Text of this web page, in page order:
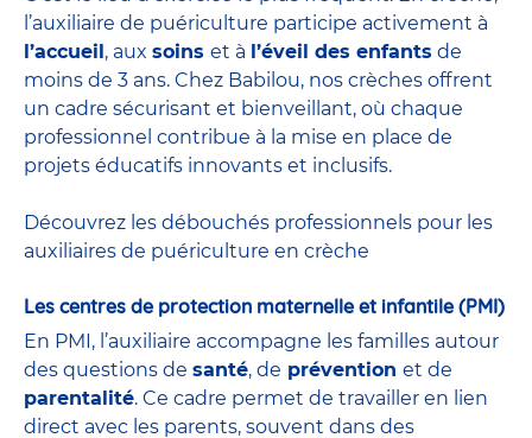
l’auxiliaire de puériculture participe activement à
l’accueil , aux soins et à l’éveil des enfants de
moins de 3 ans. Chez Babilou, nos crèches offrent
un cadre sécurisant et bienveillant, où chaque
professionnel contribue à la mise en place de
projets éducatifs innovants et inclusifs.
Découvrez les débouchés professionnels pour les
auxiliaires de puériculture en crèche
Les centres de protection maternelle et infantile (PMI)
En PMI, l’auxiliaire accompagne les familles autour
des questions de santé, de prévention et de
parentalité. Ce cadre permet de travailler en lien
direct avec les parents, souvent dans des